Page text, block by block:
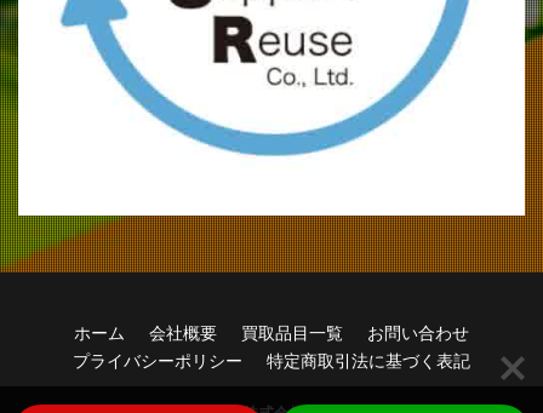
ホーム 会社概要 買取品目一覧
お問い合わせ
プライバシーポリシー
特定商取引法に基づく表記